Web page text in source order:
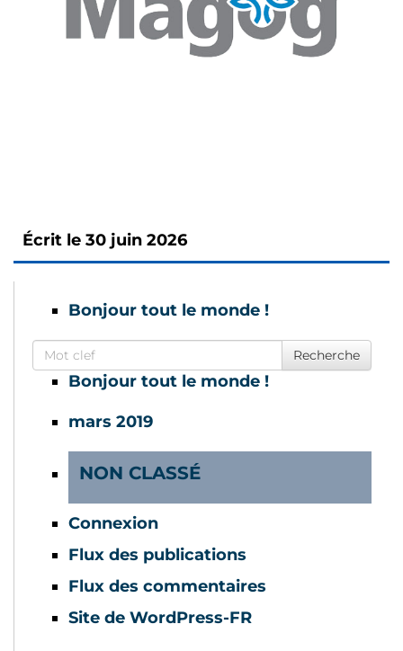
Écrit le 30 juin 2026
Bonjour tout le monde !
Search for Recherche
Bonjour tout le monde !
mars 2019
NON CLASSÉ
Connexion
Flux des publications
Flux des commentaires
Site de WordPress-FR